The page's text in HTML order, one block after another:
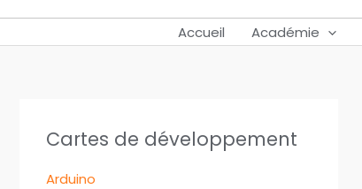
Accueil Académie
Cartes de développement
Arduino